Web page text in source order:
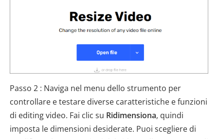
Passo 2 : Naviga nel menu dello strumento per
controllare e testare diverse caratteristiche e funzioni
di editing video. Fai clic su Ridimensiona, quindi
imposta le dimensioni desiderate. Puoi scegliere di